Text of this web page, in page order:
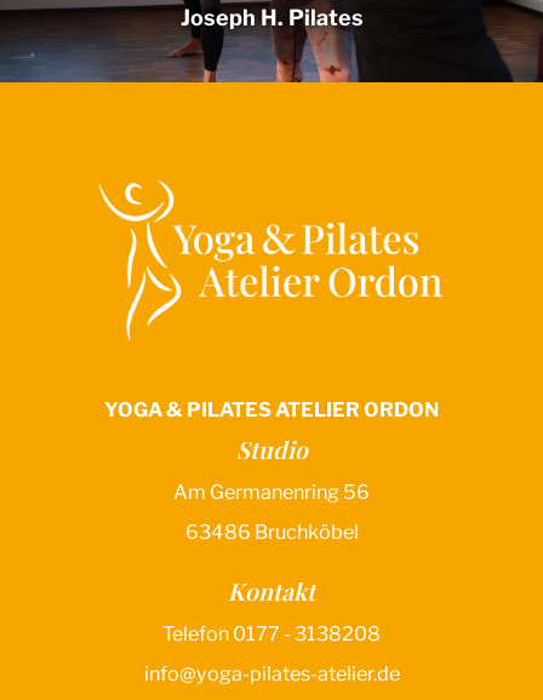
Joseph H. Pilates
YOGA & PILATES ATELIER ORDON
Studio
Am Germanenring 56
63486 Bruchköbel
Kontakt
Telefon 0177 - 3138208
info@yoga-pilates-atelier.de